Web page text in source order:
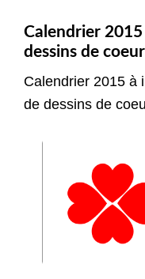
Calendrier
dessins de
Calendrier 2015 à
de dessins de